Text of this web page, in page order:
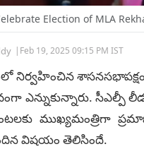
Election of MLA
| Feb 19, 2025 09:15 PM IST
నిర్వహించిన
ఎన్నుకున్నారు. సీఎల్పీ
ముఖ్యమంత్రిగా
విషయం తెలిసిందే.